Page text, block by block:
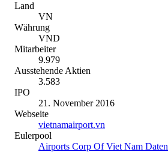
Land
VN
Währung
VND
Mitarbeiter
9.979
Ausstehende Aktien
3.583
IPO
21. November 2016
Webseite
vietnamairport.vn
Eulerpool
Airports Corp Of Viet Nam Daten